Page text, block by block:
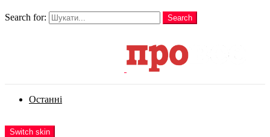
Search for:
Search
Останні
Switch skin